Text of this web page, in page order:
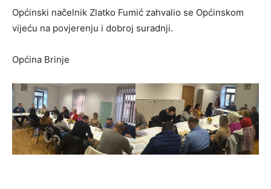
Općinski načelnik Zlatko Fumić zahvalio se Općinskom
vijeću na povjerenju i dobroj suradnji.
Općina Brinje